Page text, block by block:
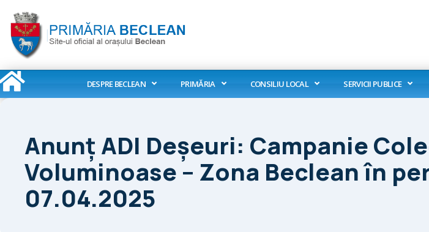
content
DESPRE BECLEAN PRIMĂRIA CONSILIU LOCAL SERVICII PUBLICE
Anunț ADI Deșeuri: Campanie
Voluminoase – Zona Beclean în
07.04.2025